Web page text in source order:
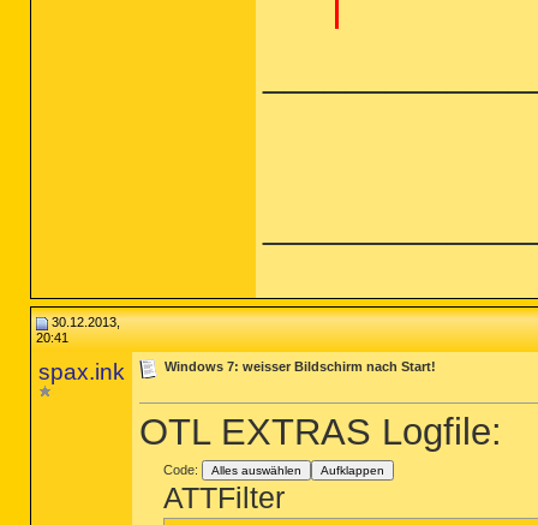
30.12.2013,
20:41
spax.ink Windows 7: weisser Bildschirm nach Start!
OTL EXTRAS Logfile:
Code: Alles auswählen Aufklappen
ATTFilter